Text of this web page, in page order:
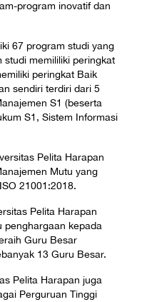
program inovatif dan
67 program studi yang
studi memililiki peringkat
peringkat Baik
sendiri terdiri dari 5
S1 (beserta
S1, Sistem Informasi
Pelita Harapan
Mutu yang
21001:2018.
Pelita Harapan
penghargaan kepada
Guru Besar
13 Guru Besar.
Pelita Harapan juga
Perguruan Tinggi